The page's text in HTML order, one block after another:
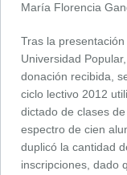
María Florencia
Tras la
Universidad
donación recibida,
ciclo lectivo 2012
dictado de clases
espectro de cien
duplicó la cantidad
inscripciones, dado